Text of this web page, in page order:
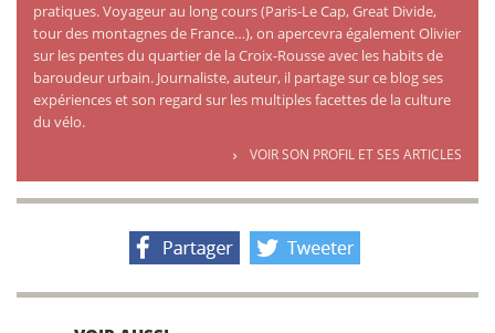
pratiques. Voyageur au long cours (Paris-Le Cap, Great Divide,
tour des montagnes de France…), on apercevra également Olivier
sur les pentes du quartier de la Croix-Rousse avec les habits de
baroudeur urbain. Journaliste, auteur, il partage sur ce blog ses
expériences et son regard sur les multiples facettes de la culture
du vélo.
VOIR SON PROFIL ET SES ARTICLES